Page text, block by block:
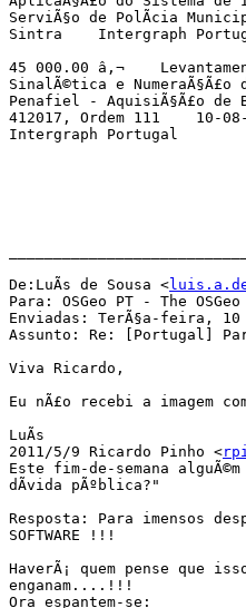
ServiÃ§o de PolÃ­cia
Sintra    Intergraph
45 000.00 â‚¬
SinalÃ©tica e
Penafiel - AquisiÃ§Ã£o de
412017, Ordem 111
Intergraph Portugal
De:LuÃ­s de Sousa <
Para: OSGeo PT - The
Enviadas: TerÃ§a-feira, 10
Assunto: Re: [Portugal]
Viva Ricardo,
Eu nÃ£o recebi a imagem
LuÃ­s
2011/5/9 Ricardo Pinho <
Este fim-de-semana
dÃ­vida pÃºblica?"
Resposta: Para imensos
SOFTWARE !!!
HaverÃ¡ quem pense que
enganam....!!!